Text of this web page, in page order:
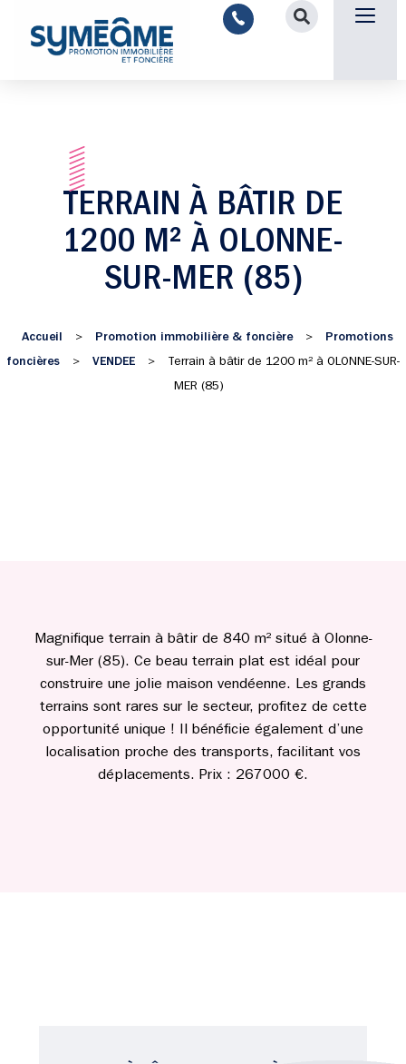
TERRAIN À BÂTIR DE
1200 M² À OLONNE-
SUR-MER (85)
Accueil > Promotion immobilière & foncière >
Promotions
foncières
> VENDEE > Terrain à bâtir de 1200 m² à OLONNE-SUR-
MER (85)
Magnifique terrain à bâtir de 840 m² situé à Olonne-
sur-Mer (85). Ce beau terrain plat est idéal pour
construire une jolie maison vendéenne. Les grands
terrains sont rares sur le secteur, profitez de cette
opportunité unique ! Il bénéficie également d’une
localisation proche des transports, facilitant vos
déplacements. Prix : 267000 €.